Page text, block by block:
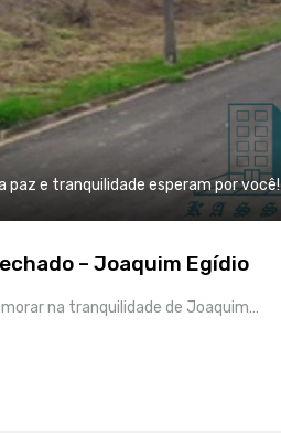
paz e tranquilidade esperam por você!
– Joaquim Egídio
na tranquilidade de Joaquim…